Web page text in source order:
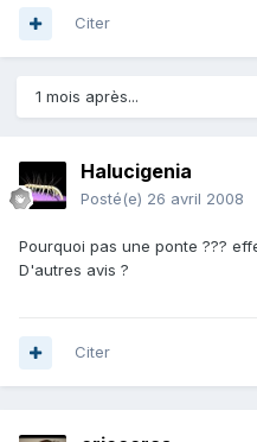
Citer
1 mois après...
Halucigenia
Posté(e) 26 avril 2008
Pourquoi pas une ponte ???
D'autres avis ?
Citer